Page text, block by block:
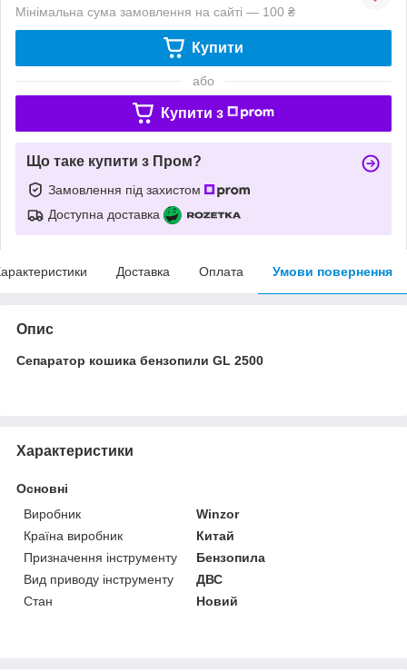
Мінімальна сума замовлення на сайті — 100 ₴
Купити
або
Купити з
Що таке купити з Пром?
Замовлення під захистом
Доступна доставка
Доставка Оплата Умови повернення
Опис
Сепаратор кошика бензопили GL 2500
Характеристики
Основні
Виробник
Winzor
Країна виробник
Китай
Призначення інструменту
Бензопила
Вид приводу інструменту
ДВС
Стан
Новий